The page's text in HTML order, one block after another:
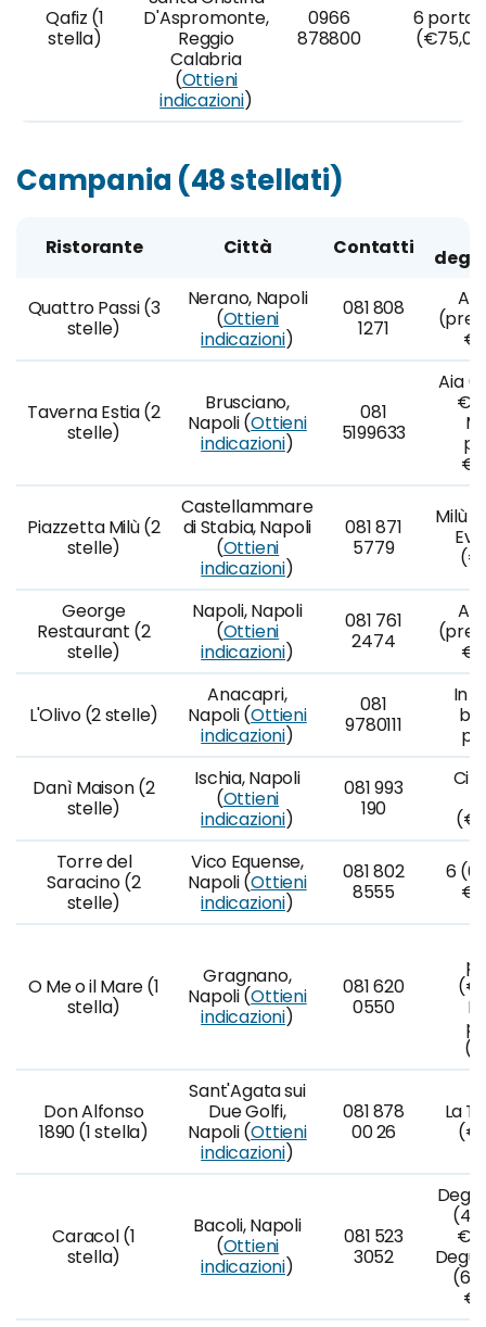
Qafiz (1
stella)
D'Aspromonte,
Reggio
Calabria
(Ottieni
indicazioni)
0966
878800
6
Campania (48 stellati)
Ristorante Città Contatti
Quattro Passi (3
stelle)
Nerano, Napoli
(Ottieni
indicazioni)
081 808
1271
A
Taverna Estia (2
stelle)
Brusciano,
Napoli (Ottieni
indicazioni)
081
5199633
Aia
Piazzetta Milù (2
stelle)
Castellammare
di Stabia, Napoli
(Ottieni
indicazioni)
081 871
5779
Milù
George
Restaurant (2
stelle)
Napoli, Napoli
(Ottieni
indicazioni)
081 761
2474
A
L'Olivo (2 stelle)
Anacapri,
Napoli (Ottieni
indicazioni)
081
9780111
In
Danì Maison (2
stelle)
Ischia, Napoli
(Ottieni
indicazioni)
081 993
190
Ci
Torre del
Saracino (2
stelle)
Vico Equense,
Napoli (Ottieni
indicazioni)
081 802
8555
6 (6
O Me o il Mare (1
stella)
Gragnano,
Napoli (Ottieni
indicazioni)
081 620
0550
Don Alfonso
1890 (1 stella)
Sant'Agata sui
Due Golfi,
Napoli (Ottieni
indicazioni)
081 878
00 26
La
Caracol (1
stella)
Bacoli, Napoli
(Ottieni
indicazioni)
081 523
3052
(4
(6